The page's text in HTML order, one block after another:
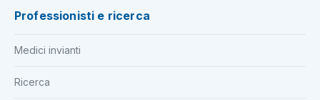
Professionisti e ricerca
Medici invianti
Ricerca